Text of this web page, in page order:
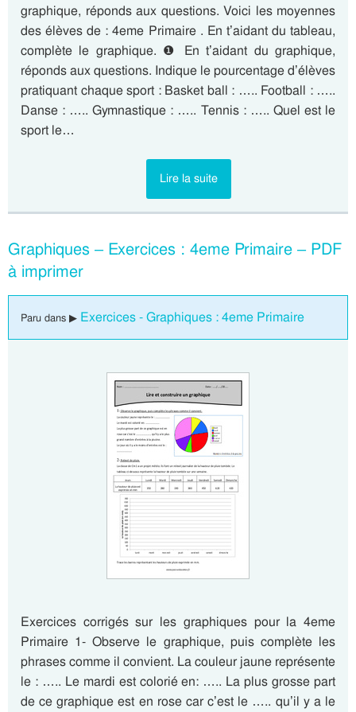
graphique, réponds aux questions. Voici les moyennes
des élèves de : 4eme Primaire . En t’aidant du tableau,
complète le graphique. ❶ En t’aidant du graphique,
réponds aux questions. Indique le pourcentage d’élèves
pratiquant chaque sport : Basket ball : ….. Football : …..
Danse : ….. Gymnastique : ….. Tennis : ….. Quel est le
sport le…
Lire la suite
Graphiques – Exercices : 4eme Primaire – PDF
à imprimer
Paru dans ▶ Exercices - Graphiques : 4eme Primaire
Exercices corrigés sur les graphiques pour la 4eme
Primaire 1- Observe le graphique, puis complète les
phrases comme il convient. La couleur jaune représente
le : ….. Le mardi est colorié en: ….. La plus grosse part
de ce graphique est en rose car c’est le ….. qu’il y a le